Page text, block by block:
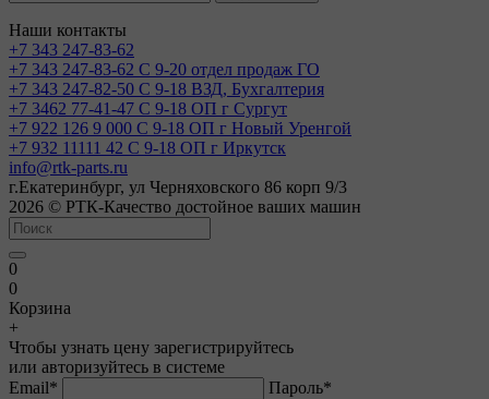
Наши контакты
+7 343 247-83-62
+7 343 247-83-62 С 9-20 отдел продаж ГО
+7 343 247-82-50 С 9-18 ВЗД, Бухгалтерия
+7 3462 77-41-47 С 9-18 ОП г Сургут
+7 922 126 9 000 С 9-18 ОП г Новый Уренгой
+7 932 11111 42 С 9-18 ОП г Иркутск
info@rtk-parts.ru
г.Екатеринбург, ул Черняховского 86 корп 9/3
2026 © РТК-Качество достойное ваших машин
0
0
Корзина
+
Чтобы узнать цену зарегистрируйтесь
или авторизуйтесь в системе
Email* Пароль*